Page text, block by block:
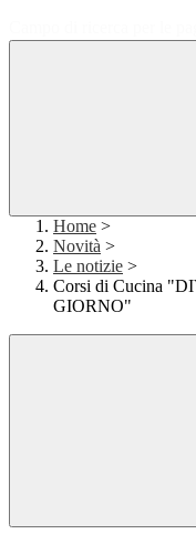
Home >
Novità >
Le notizie >
Corsi di Cucina
GIORNO"